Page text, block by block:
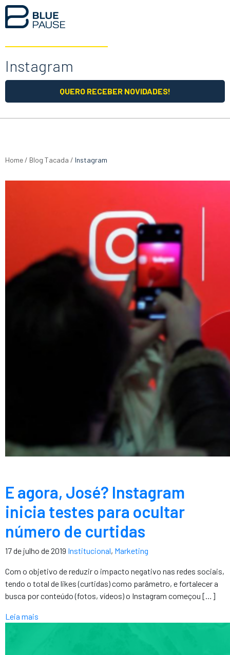
Instagram
QUERO RECEBER NOVIDADES!
Home / Blog Tacada / Instagram
E agora, José? Instagram
inicia testes para ocultar
número de curtidas
17 de julho de 2019 Institucional, Marketing
Com o objetivo de reduzir o impacto negativo nas redes sociais,
tendo o total de likes (curtidas) como parâmetro, e fortalecer a
busca por conteúdo (fotos, vídeos) o Instagram começou […]
Leia mais